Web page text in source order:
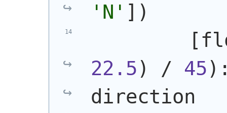
'N' ] )
22.5 ) / 45 )
direction